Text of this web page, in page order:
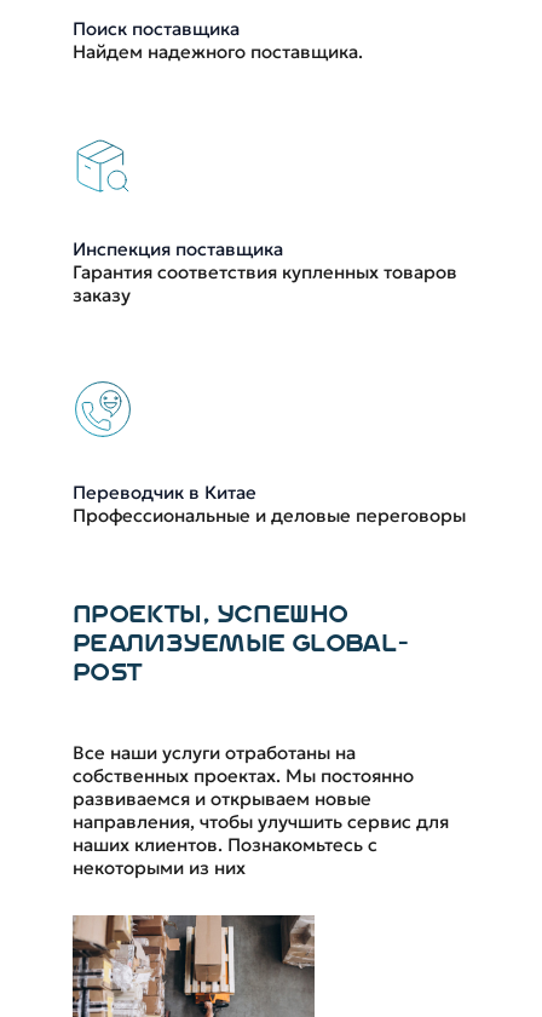
Поиск поставщика
Найдем надежного поставщика.
Инспекция поставщика
Гарантия соответствия купленных товаров
заказу
Переводчик в Китае
Профессиональные и деловые переговоры
ПРОЕКТЫ, УСПЕШНО
РЕАЛИЗУЕМЫЕ GLOBAL-
POST
Все наши услуги отработаны на
собственных проектах. Мы постоянно
развиваемся и открываем новые
направления, чтобы улучшить сервис для
наших клиентов. Познакомьтесь с
некоторыми из них